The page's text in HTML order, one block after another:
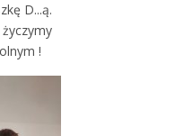
D...ą.
!